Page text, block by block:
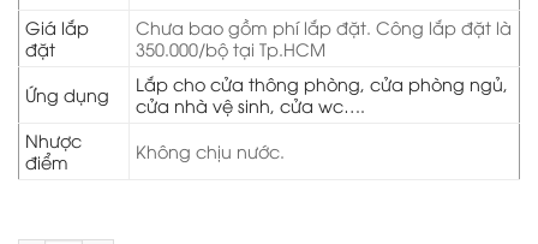
Giá lắp
đặt
Chưa bao gồm phí lắp đặt. Công lắp đặt là
350.000/bộ tại Tp.HCM
Ứng dụng
Lắp cho cửa thông phòng, cửa phòng ngủ,
cửa nhà vệ sinh, cửa wc….
Nhược
điểm
Không chịu nước.